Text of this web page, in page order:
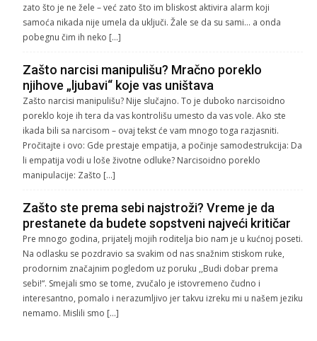
zato što je ne žele – već zato što im bliskost aktivira alarm koji
samoća nikada nije umela da uključi. Žale se da su sami… a onda
pobegnu čim ih neko […]
Zašto narcisi manipulišu? Mračno poreklo
njihove „ljubavi“ koje vas uništava
Zašto narcisi manipulišu? Nije slučajno. To je duboko narcisoidno
poreklo koje ih tera da vas kontrolišu umesto da vas vole. Ako ste
ikada bili sa narcisom – ovaj tekst će vam mnogo toga razjasniti.
Pročitajte i ovo: Gde prestaje empatija, a počinje samodestrukcija: Da
li empatija vodi u loše životne odluke? Narcisoidno poreklo
manipulacije: Zašto […]
Zašto ste prema sebi najstroži? Vreme je da
prestanete da budete sopstveni najveći kritičar
Pre mnogo godina, prijatelj mojih roditelja bio nam je u kućnoj poseti.
Na odlasku se pozdravio sa svakim od nas snažnim stiskom ruke,
prodornim značajnim pogledom uz poruku ,,Budi dobar prema
sebi!“. Smejali smo se tome, zvučalo je istovremeno čudno i
interesantno, pomalo i nerazumljivo jer takvu izreku mi u našem jeziku
nemamo. Mislili smo […]